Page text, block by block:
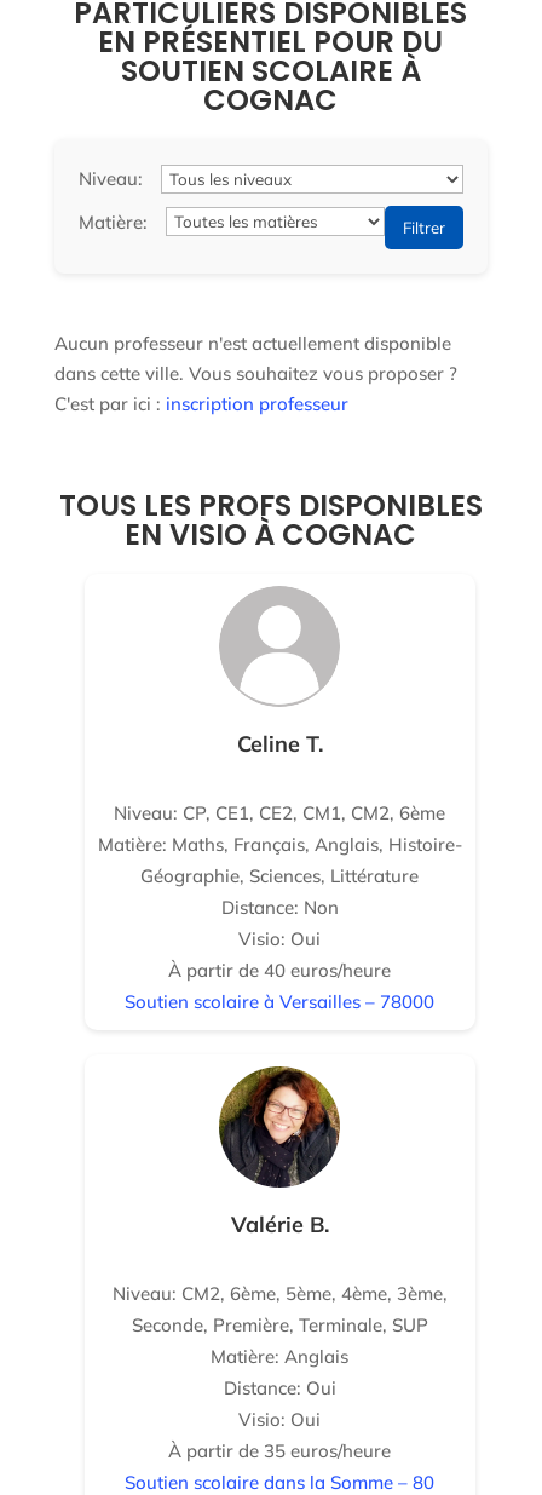
PARTICULIERS DISPONIBLES
EN PRÉSENTIEL POUR DU
SOUTIEN SCOLAIRE À
COGNAC
Niveau:
Matière:
Filtrer
Aucun professeur n'est actuellement disponible
dans cette ville. Vous souhaitez vous proposer ?
C'est par ici : inscription professeur
TOUS LES PROFS DISPONIBLES
EN VISIO À COGNAC
Celine T.
Niveau: CP, CE1, CE2, CM1, CM2, 6ème
Matière: Maths, Français, Anglais, Histoire-
Géographie, Sciences, Littérature
Distance: Non
Visio: Oui
À partir de 40 euros/heure
Soutien scolaire à Versailles – 78000
Valérie B.
Niveau: CM2, 6ème, 5ème, 4ème, 3ème,
Seconde, Première, Terminale, SUP
Matière: Anglais
Distance: Oui
Visio: Oui
À partir de 35 euros/heure
Soutien scolaire dans la Somme – 80